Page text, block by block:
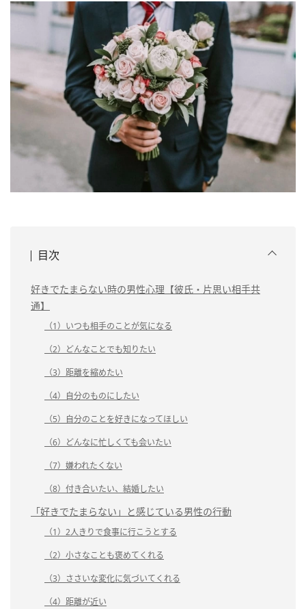
目次
好きでたまらない時の男性心理【彼氏・片思い相手共
通】
（1）いつも相手のことが気になる
（2）どんなことでも知りたい
（3）距離を縮めたい
（4）自分のものにしたい
（5）自分のことを好きになってほしい
（6）どんなに忙しくても会いたい
（7）嫌われたくない
（8）付き合いたい、結婚したい
「好きでたまらない」と感じている男性の行動
（1）2人きりで食事に行こうとする
（2）小さなことも褒めてくれる
（3）ささいな変化に気づいてくれる
（4）距離が近い